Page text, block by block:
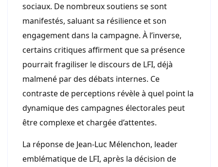
sociaux. De nombreux soutiens se sont
manifestés, saluant sa résilience et son
engagement dans la campagne. À l’inverse,
certains critiques affirment que sa présence
pourrait fragiliser le discours de LFI, déjà
malmené par des débats internes. Ce
contraste de perceptions révèle à quel point la
dynamique des campagnes électorales peut
être complexe et chargée d’attentes.
La réponse de Jean-Luc Mélenchon, leader
emblématique de LFI, après la décision de